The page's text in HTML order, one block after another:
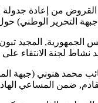
التحرير الوطني)
الجمهورية, المجيد
نشاط لجنة الانتقاء
هنوني (جبهة
ضمن المساعي